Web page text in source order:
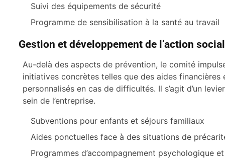
Suivi des équipements de sécurité
Programme de sensibilisation à la santé au travail
Gestion et développement de l’action
Au-delà des aspects de prévention, le comité
initiatives concrètes telles que des aides
personnalisés en cas de difficultés. Il s’agit d’un
sein de l’entreprise.
Subventions pour enfants et séjours familiaux
Aides ponctuelles face à des situations de
Programmes d’accompagnement psychologique